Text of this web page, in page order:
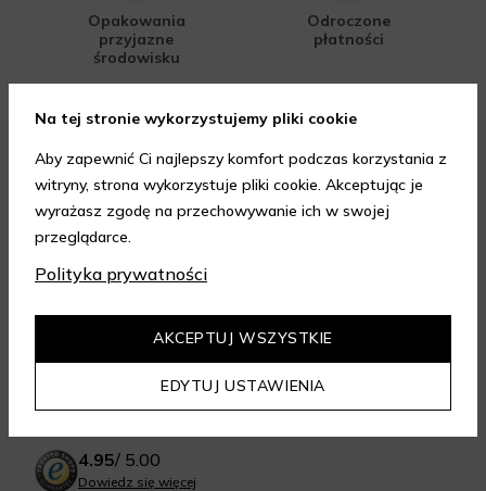
Opakowania
przyjazne
środowisku
Odroczone
płatności
FORMY DOSTAWY
FORMY PŁATNOŚCI
4.95/ 5.00
Dowiedz się więcej
Na tej stronie wykorzystujemy pliki cookie
Aby zapewnić Ci najlepszy komfort podczas korzystania z
witryny, strona wykorzystuje pliki cookie. Akceptując je
wyrażasz zgodę na przechowywanie ich w swojej
przeglądarce.
Polityka prywatności
EDYTUJ USTAWIENIA
AKCEPTUJ WSZYSTKIE